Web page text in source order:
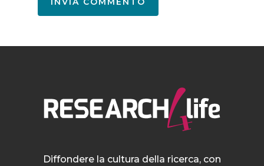
Diffondere la cultura della ricerca, con